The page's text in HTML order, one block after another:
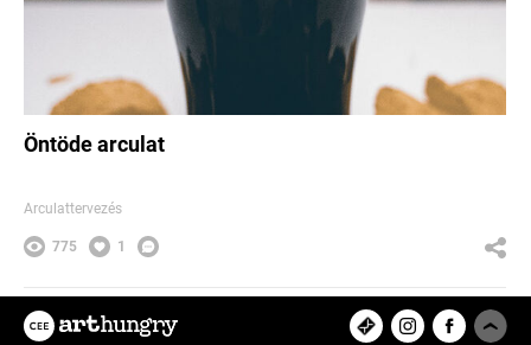
Öntöde arculat
Arculattervezés
775 1